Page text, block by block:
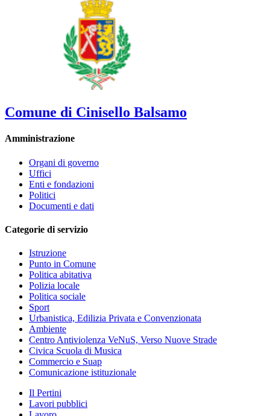
Comune di Cinisello Balsamo
Amministrazione
Organi di governo
Uffici
Enti e fondazioni
Politici
Documenti e dati
Categorie di servizio
Istruzione
Punto in Comune
Politica abitativa
Polizia locale
Politica sociale
Sport
Urbanistica, Edilizia Privata e Convenzionata
Ambiente
Centro Antiviolenza VeNuS, Verso Nuove Strade
Civica Scuola di Musica
Commercio e Suap
Comunicazione istituzionale
Il Pertini
Lavori pubblici